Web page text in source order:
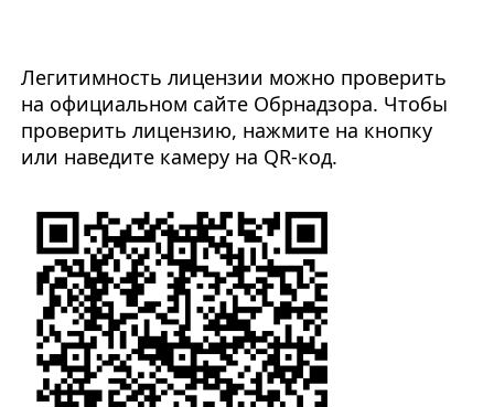
Легитимность лицензии можно проверить
на официальном сайте Обрнадзора. Чтобы
проверить лицензию, нажмите на кнопку
или наведите камеру на QR-код.